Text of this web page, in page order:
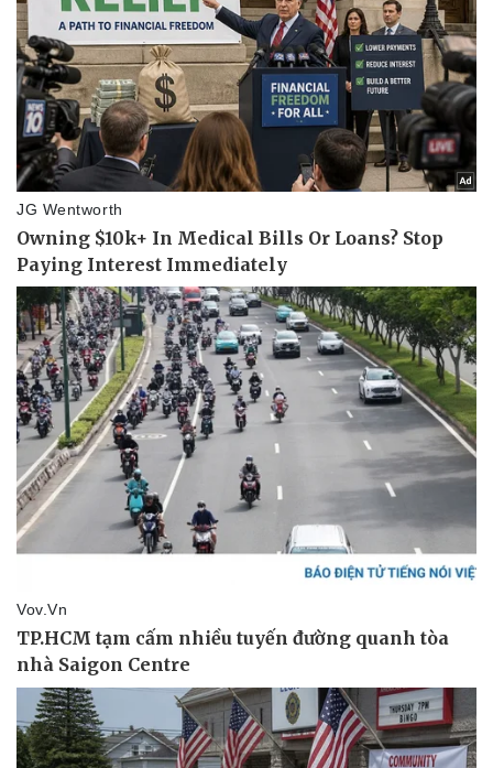
Kinh tế
Bất động sản
Thị trường
Giá vàng